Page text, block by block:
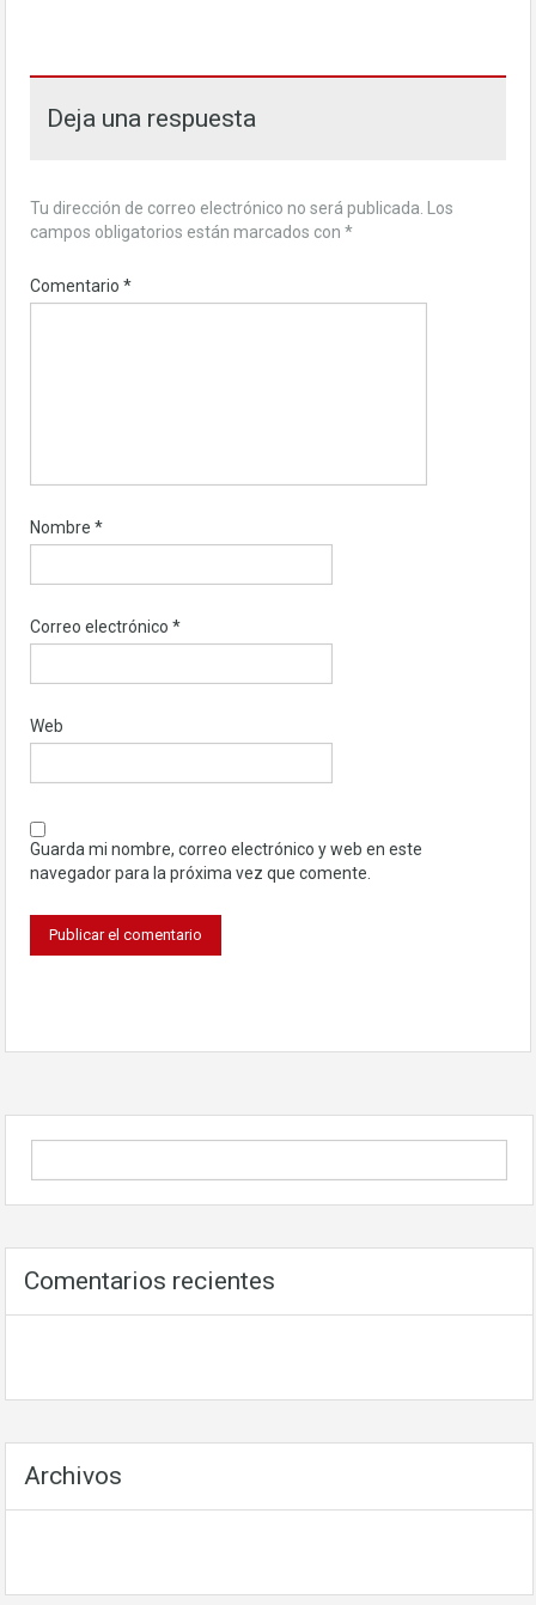
Deja una respuesta
Tu dirección de correo electrónico no será publicada.
Los
campos obligatorios están marcados con *
Comentario *
Nombre *
Correo electrónico *
Web
Guarda mi nombre, correo electrónico y web en este
navegador para la próxima vez que comente.
Comentarios recientes
Archivos